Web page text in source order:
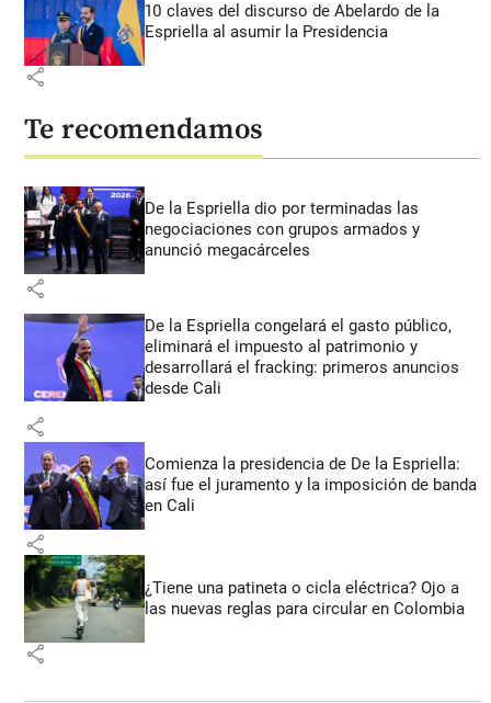
10 claves del discurso de Abelardo de la
Espriella al asumir la Presidencia
share
Te recomendamos
De la Espriella dio por terminadas las
negociaciones con grupos armados y
anunció megacárceles
share
De la Espriella congelará el gasto público,
eliminará el impuesto al patrimonio y
desarrollará el fracking: primeros anuncios
desde Cali
share
Comienza la presidencia de De la Espriella:
así fue el juramento y la imposición de banda
en Cali
share
¿Tiene una patineta o cicla eléctrica? Ojo a
las nuevas reglas para circular en Colombia
share